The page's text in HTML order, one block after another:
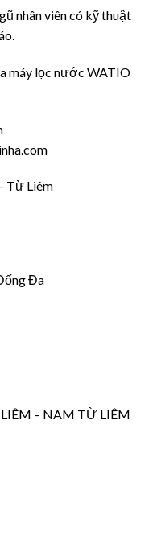
nhân viên có kỹ thuật
máy lọc nước WATIO
Từ Liêm
Đa
– NAM TỪ LIÊM